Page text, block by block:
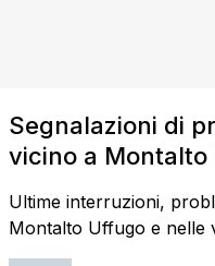
Segnalazioni di
vicino a
Ultime interruzioni,
Montalto Uffugo e nelle